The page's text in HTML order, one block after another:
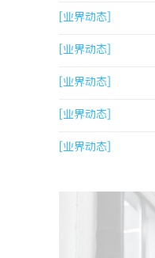
势与应用
[业界动态]
[业界动态]
[业界动态]
[业界动态]
[业界动态]